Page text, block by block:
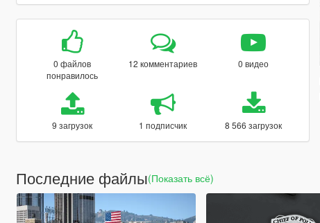
0 файлов
понравилось
12 комментариев 0 видео
9 загрузок 1 подписчик 8 566 загрузок
Последние файлы(Показать всё)